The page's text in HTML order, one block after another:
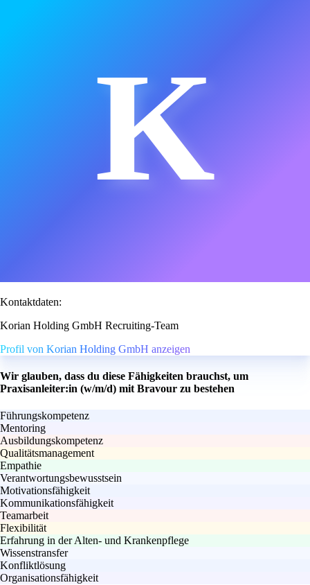
K
Kontaktdaten:
Korian Holding GmbH Recruiting-Team
Profil von Korian Holding GmbH anzeigen
Wir glauben, dass du diese Fähigkeiten brauchst, um
Praxisanleiter:in (w/m/d) mit Bravour zu bestehen
Führungskompetenz
Mentoring
Ausbildungskompetenz
Qualitätsmanagement
Empathie
Verantwortungsbewusstsein
Motivationsfähigkeit
Kommunikationsfähigkeit
Teamarbeit
Flexibilität
Erfahrung in der Alten- und Krankenpflege
Wissenstransfer
Konfliktlösung
Organisationsfähigkeit